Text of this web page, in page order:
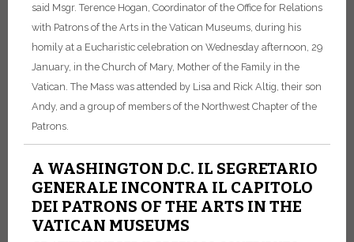
said Msgr. Terence Hogan, Coordinator of the Office for Relations
with Patrons of the Arts in the Vatican Museums, during his
homily at a Eucharistic celebration on Wednesday afternoon, 29
January, in the Church of Mary, Mother of the Family in the
Vatican. The Mass was attended by Lisa and Rick Altig, their son
Andy, and a group of members of the Northwest Chapter of the
Patrons.
A WASHINGTON D.C. IL SEGRETARIO
GENERALE INCONTRA IL CAPITOLO
DEI PATRONS OF THE ARTS IN THE
VATICAN MUSEUMS